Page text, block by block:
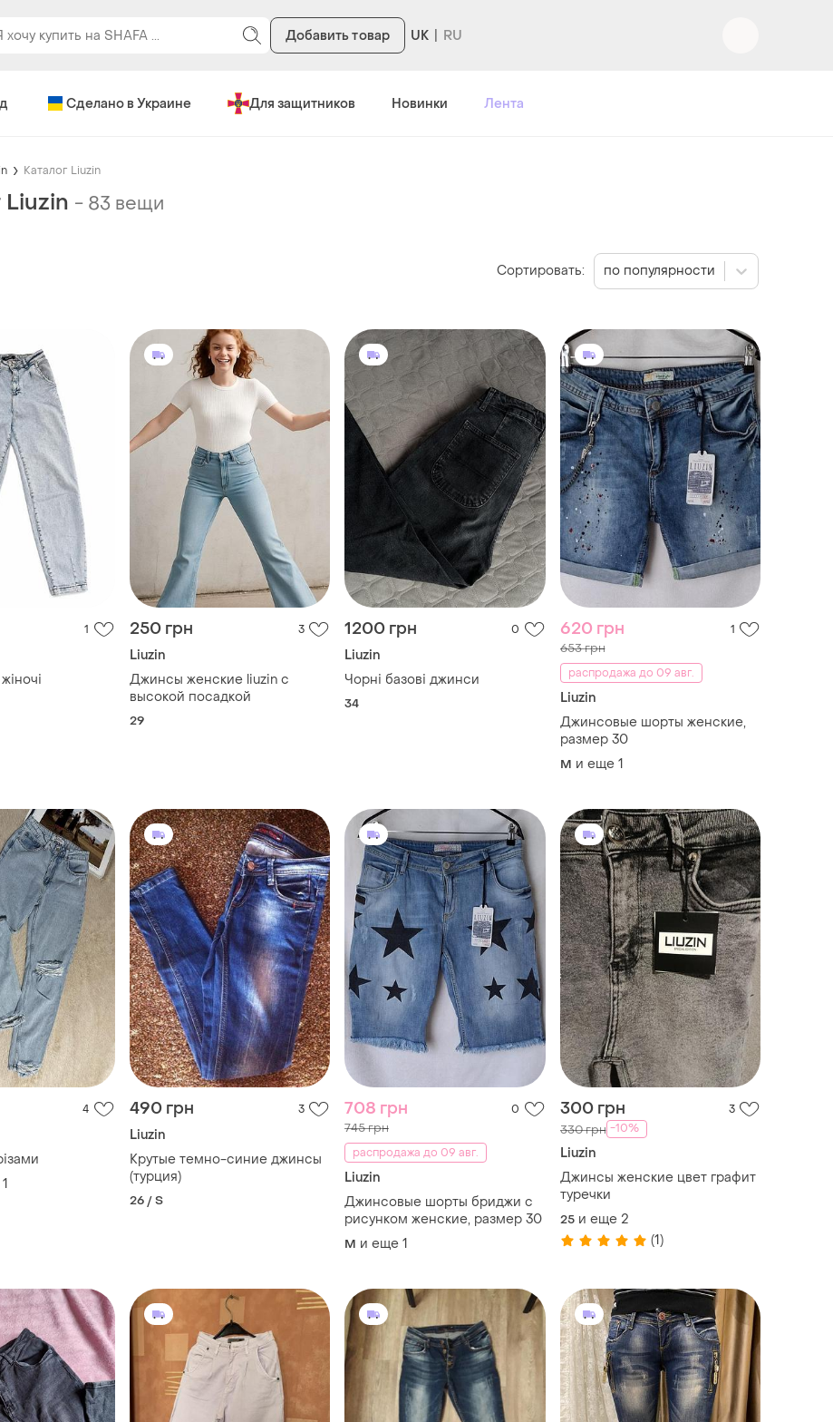
Добавить товар UK
Сделано в Украине Для защитников Новинки Лента
Каталог Liuzin
Liuzin - 83 вещи
1 250 грн 3
Liuzin
Джинсы женские liuzin с
высокой посадкой
29
1200 грн 0
Liuzin
Чорні базові джинси
34
620 грн 1
653 грн
распродажа до 09 авг.
Liuzin
Джинсовые шорты женские,
размер 30
M и еще 1
4
1
490 грн 3
Liuzin
Крутые темно-синие джинсы
(турция)
26 / S
708 грн 0
745 грн
распродажа до 09 авг.
Liuzin
Джинсовые шорты бриджи с
рисунком женские, размер 30
M и еще 1
300 грн 3
330 грн -10%
Liuzin
Джинсы женские цвет графит
туречки
25 и еще 2
(1)
Сортировать: по популярности